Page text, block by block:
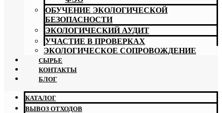
ОБУЧЕНИЕ ЭКОЛОГИЧЕСКОЙ
БЕЗОПАСНОСТИ
ЭКОЛОГИЧЕСКИЙ АУДИТ
УЧАСТИЕ В ПРОВЕРКАХ
ЭКОЛОГИЧЕСКОЕ СОПРОВОЖДЕНИЕ
СЫРЬЕ
КОНТАКТЫ
БЛОГ
КАТАЛОГ
ВЫВОЗ ОТХОДОВ